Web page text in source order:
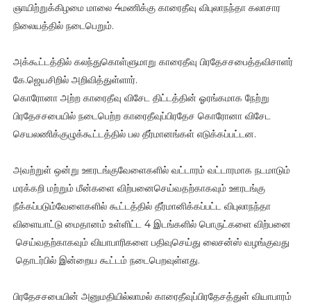
ஞாயிற்றுக்கிழமை மாலை 4மணிக்கு காரைதீவு விபுலாநந்தா கலாசார
நிலையத்தில் நடைபெறும்.
அக்கூட்டத்தில் கலந்துகொள்ளுமாறு காரைதீவு பிரதேசசபைத்தவிசாளர்
கே.ஜெயசிறில் அறிவித்துள்ளார்.
கொரோனா அற்ற காரைதீவு விசேட திட்டத்தின் ஓரங்கமாக நேற்று
பிரதேசசபையில் நடைபெற்ற காரைதீவுப்பிரதேச கொரோனா விசேட
செயலணிக்குழுக்கூட்டத்தில் பல தீர்மானங்கள் எடுக்கப்பட்டன.
அவற்றுள் ஒன்று ஊரடங்குவேளைகளில் வட்டாரம் வட்டாரமாக நடமாடும்
மரக்கறி மற்றும் மீன்களை விற்பனைசெய்வதற்காகவும் ஊரடங்கு
நீக்கப்படும்வேளைகளில் கூட்டத்தில் தீர்மானிக்கப்பட்ட விபுலாநந்தா
விளையாட்டு மைதானம் உள்ளிட்ட 4 இடங்களில் பொருட்களை விற்பனை
செய்வதற்காகவும் வியாபாரிகளை பதிவுசெய்து லைசன்ஸ் வழங்குவது
தொடர்பில் இன்றைய கூட்டம் நடைபெறவுள்ளது.
பிரதேசசபையின் அனுமதியில்லாமல் காரைதீவுப்பிரதேசத்துள் வியாபாரம்